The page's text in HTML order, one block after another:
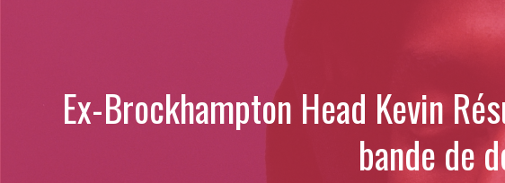
Ex-Brockhampton Head Kevin
bande de